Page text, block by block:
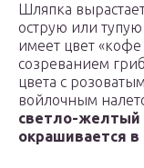
Шляпка
острую или
имеет цвет
созреванием
цвета с
войлочным
светло-желтый
окрашивается в